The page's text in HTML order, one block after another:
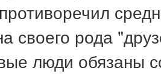
своего рода
люди обязаны